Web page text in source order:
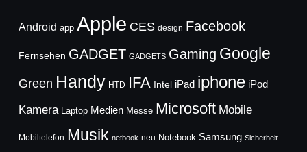
Android app Apple CES design Facebook
Fernsehen GADGET GADGETS Gaming Google
Green Handy HTD IFA Intel iPad iphone iPod
Kamera Laptop Medien Messe Microsoft Mobile
Mobiltelefon Musik netbook neu Notebook Samsung Sicherheit